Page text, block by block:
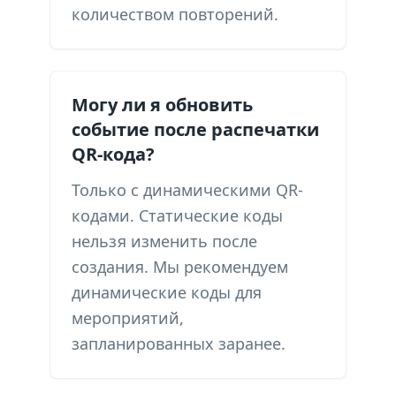
количеством повторений.
Могу ли я обновить
событие после распечатки
QR-кода?
Только с динамическими QR-
кодами. Статические коды
нельзя изменить после
создания. Мы рекомендуем
динамические коды для
мероприятий,
запланированных заранее.